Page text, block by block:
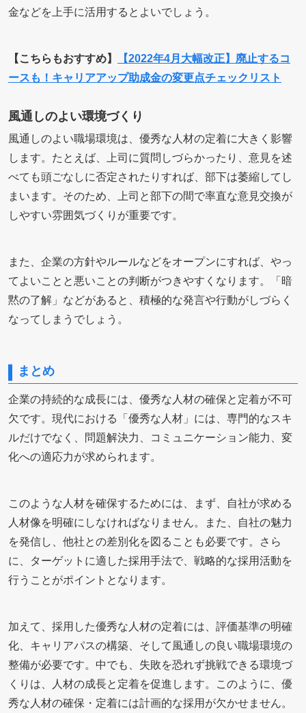
金などを上手に活用するとよいでしょう。
【こちらもおすすめ】
【2022年4月大幅改正】廃止するコ
ースも！キャリアアップ助成金の変更点チェックリスト
風通しのよい環境づくり
風通しのよい職場環境は、優秀な人材の定着に大きく影響
します。たとえば、上司に質問しづらかったり、意見を述
べても頭ごなしに否定されたりすれば、部下は萎縮してし
まいます。そのため、上司と部下の間で率直な意見交換が
しやすい雰囲気づくりが重要です。
また、企業の方針やルールなどをオープンにすれば、やっ
てよいことと悪いことの判断がつきやすくなります。「暗
黙の了解」などがあると、積極的な発言や行動がしづらく
なってしまうでしょう。
まとめ
企業の持続的な成長には、優秀な人材の確保と定着が不可
欠です。現代における「優秀な人材」には、専門的なスキ
ルだけでなく、問題解決力、コミュニケーション能力、変
化への適応力が求められます。
このような人材を確保するためには、まず、自社が求める
人材像を明確にしなければなりません。また、自社の魅力
を発信し、他社との差別化を図ることも必要です。さら
に、ターゲットに適した採用手法で、戦略的な採用活動を
行うことがポイントとなります。
加えて、採用した優秀な人材の定着には、評価基準の明確
化、キャリアパスの構築、そして風通しの良い職場環境の
整備が必要です。中でも、失敗を恐れず挑戦できる環境づ
くりは、人材の成長と定着を促進します。このように、優
秀な人材の確保・定着には計画的な採用が欠かせません。